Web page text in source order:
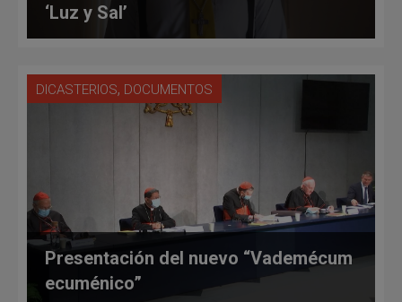
‘Luz y Sal’
DICASTERIOS, DOCUMENTOS
Presentación del nuevo “Vademécum
ecuménico”